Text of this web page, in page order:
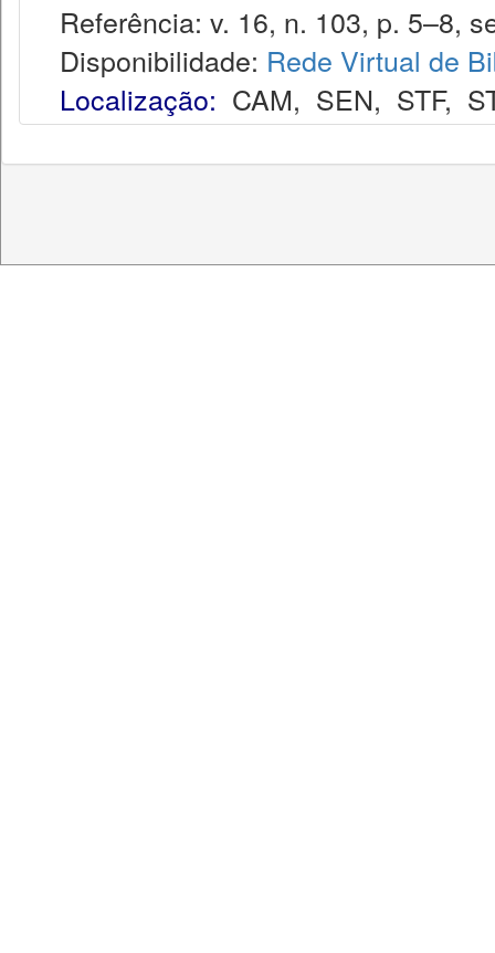
Referência: v. 16, n. 103, p. 5–8,
Disponibilidade: Rede Virtual de
Localização: CAM, SEN, STF,